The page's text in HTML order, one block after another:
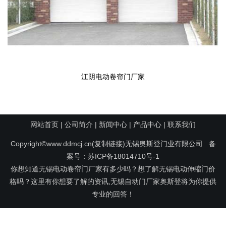
江阴电动卷帘门厂家
网站首页 | 公司简介 | 新闻中心 | 产品中心 | 联系我们
Copyright©www.ddmcj.cn(复制链接)无锡奥斯登门业有限公司 备
案号： 苏ICP备18014710号-1
你想知道无锡电动卷帘门厂家有多少吗？想了解无锡电动伸缩门价
格吗？这里有你想要了解的资讯,无锡自动门厂家奥斯登将为你提供
专业的回答！